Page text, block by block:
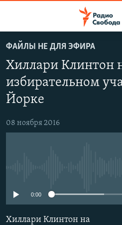
упрощенного
доступа
Вернуться
основному
Вернутся
поиску
ПРОГРАММЫ
ПОДКАСТЫ
АВТОРСКИЕ ПРОЕКТЫ
ЦИТАТЫ СВОБОДЫ
МНЕНИЯ
СЕВЕР.РЕАЛИИ
СИБИРЬ.РЕАЛИИ
ФАЙЛЫ НЕ ДЛЯ ЭФИРА
Хиллари Клинтон
избирательном
Йорке
08 ноября 2016
0:00
Хиллари Клинтон на